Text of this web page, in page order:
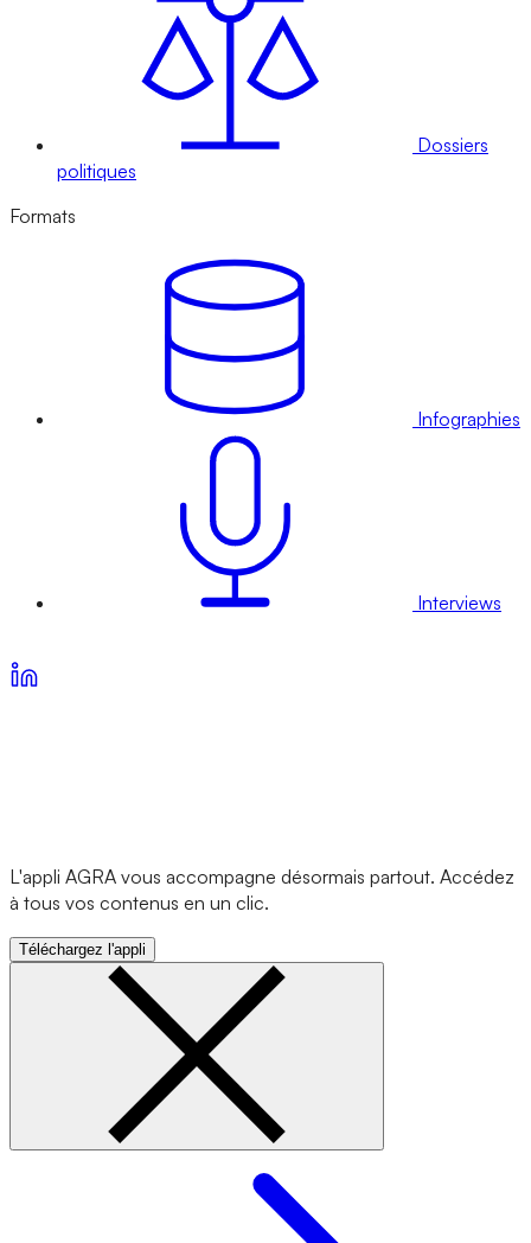
Dossiers
politiques
Formats
Infographies
Interviews
L'appli AGRA vous accompagne désormais partout. Accédez
à tous vos contenus en un clic.
Téléchargez l'appli